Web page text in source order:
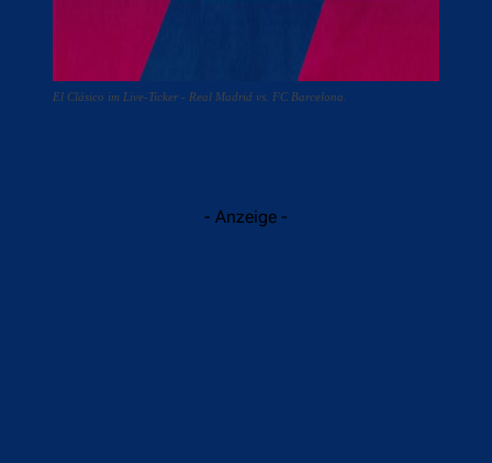
El Clásico im Live-Ticker - Real Madrid vs. FC Barcelona.
- Anzeige -